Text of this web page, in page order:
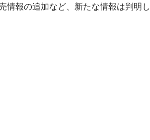
情報の追加など、新たな情報は判明し